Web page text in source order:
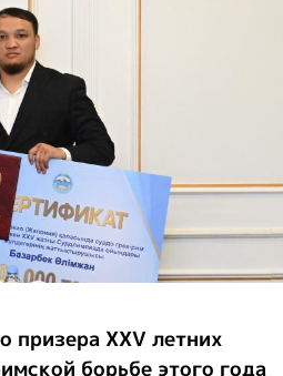
призера XXV летних
борьбе этого года